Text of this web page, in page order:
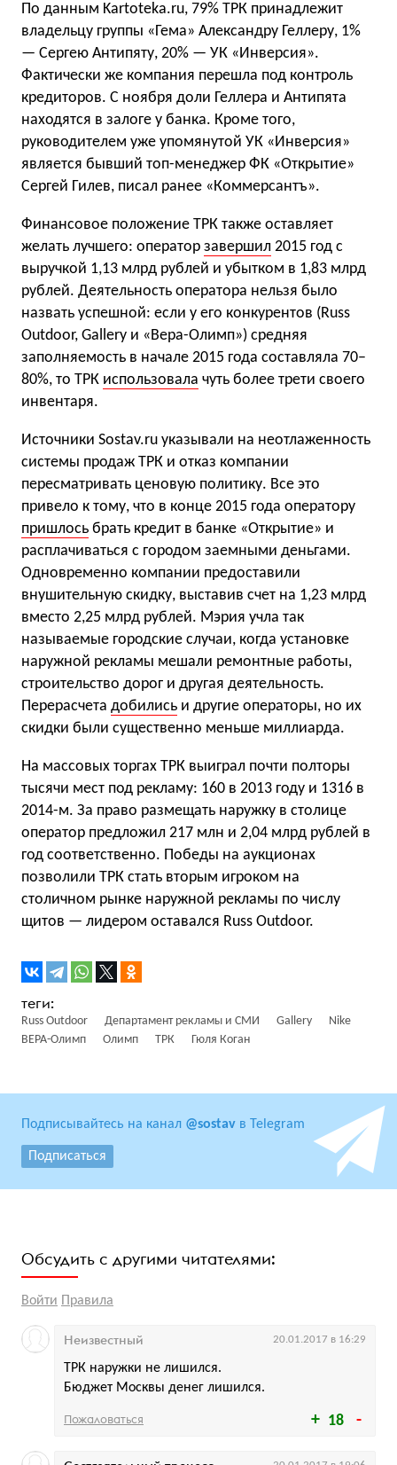
По данным Kartoteka.ru, 79% ТРК принадлежит
владельцу группы «Гема» Александру Геллеру, 1%
— Сергею Антипяту, 20% — УК «Инверсия».
Фактически же компания перешла под контроль
кредиторов. С ноября доли Геллера и Антипята
находятся в залоге у банка. Кроме того,
руководителем уже упомянутой УК «Инверсия»
является бывший топ-менеджер ФК «Открытие»
Сергей Гилев, писал ранее «Коммерсантъ».
Финансовое положение ТРК также оставляет
желать лучшего: оператор завершил 2015 год с
выручкой 1,13 млрд рублей и убытком в 1,83 млрд
рублей. Деятельность оператора нельзя было
назвать успешной: если у его конкурентов (Russ
Outdoor, Gallery и «Вера-Олимп») средняя
заполняемость в начале 2015 года составляла 70–
80%, то ТРК использовала чуть более трети своего
инвентаря.
Источники Sostav.ru указывали на неотлаженность
системы продаж ТРК и отказ компании
пересматривать ценовую политику. Все это
привело к тому, что в конце 2015 года оператору
пришлось брать кредит в банке «Открытие» и
расплачиваться с городом заемными деньгами.
Одновременно компании предоставили
внушительную скидку, выставив счет на 1,23 млрд
вместо 2,25 млрд рублей. Мэрия учла так
называемые городские случаи, когда установке
наружной рекламы мешали ремонтные работы,
строительство дорог и другая деятельность.
Перерасчета добились и другие операторы, но их
скидки были существенно меньше миллиарда.
На массовых торгах ТРК выиграл почти полторы
тысячи мест под рекламу: 160 в 2013 году и 1316 в
2014-м. За право размещать наружку в столице
оператор предложил 217 млн и 2,04 млрд рублей в
год соответственно. Победы на аукционах
позволили ТРК стать вторым игроком на
столичном рынке наружной рекламы по числу
щитов — лидером оставался Russ Outdoor.
Russ Outdoor Департамент рекламы и СМИ Gallery
Nike
ВЕРА-Олимп
Олимп ТРК Гюля Коган
Подписывайтесь на канал @sostav в Telegram
Подписаться
Обсудить с другими читателями:
Войти Правила
18
ТРК наружки не лишился.
Бюджет Москвы денег лишился.
Неизвестный 20.01.2017 в 16:29
Пожаловаться